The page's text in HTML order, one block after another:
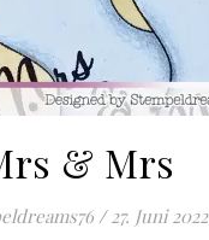
& Mrs
/ 27. Juni 2022